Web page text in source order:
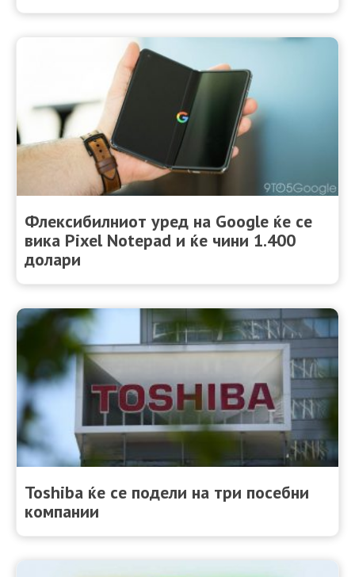
Флексибилниот уред на Google ќе се
вика Pixel Notepad и ќе чини 1.400
долари
Toshiba ќе се подели на три посебни
компании